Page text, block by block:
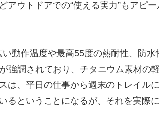
ウトドアでの“使える実力”もアピー
動作温度や最高55度の熱耐性、防水
強調されており、チタニウム素材の
は、平日の仕事から週末のトレイル
るということになるが、それを実際